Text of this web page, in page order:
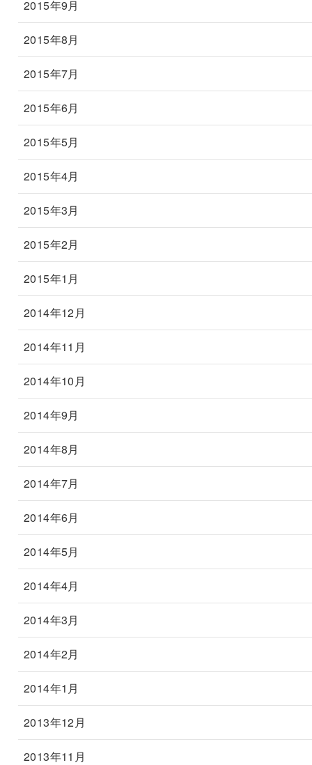
2015年9月
2015年8月
2015年7月
2015年6月
2015年5月
2015年4月
2015年3月
2015年2月
2015年1月
2014年12月
2014年11月
2014年10月
2014年9月
2014年8月
2014年7月
2014年6月
2014年5月
2014年4月
2014年3月
2014年2月
2014年1月
2013年12月
2013年11月